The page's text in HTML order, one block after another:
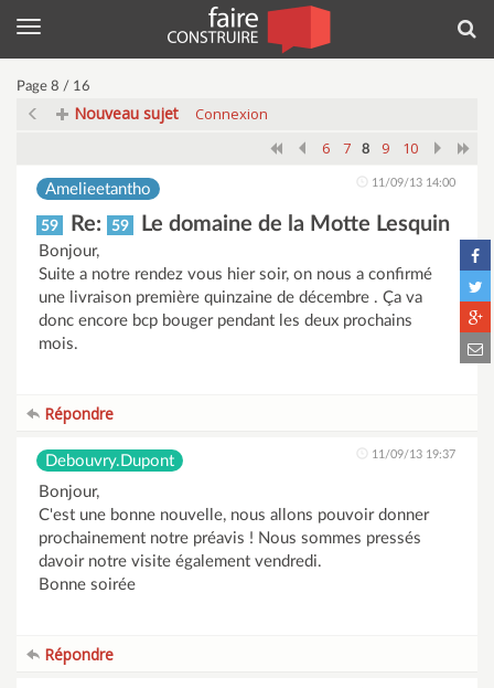
Menu
Page 8 / 16
Nouveau sujet
Connexion
6
7 8 9 10
Amelieetantho 11/09/13 14:00
59 Re: 59 Le domaine de la Motte Lesquin
Bonjour,
Suite a notre rendez vous hier soir, on nous a confirmé
une livraison première quinzaine de décembre . Ça va
donc encore bcp bouger pendant les deux prochains
mois.
Répondre
Debouvry.Dupont 11/09/13 19:37
Bonjour,
C'est une bonne nouvelle, nous allons pouvoir donner
prochainement notre préavis ! Nous sommes pressés
davoir notre visite également vendredi.
Bonne soirée
Répondre